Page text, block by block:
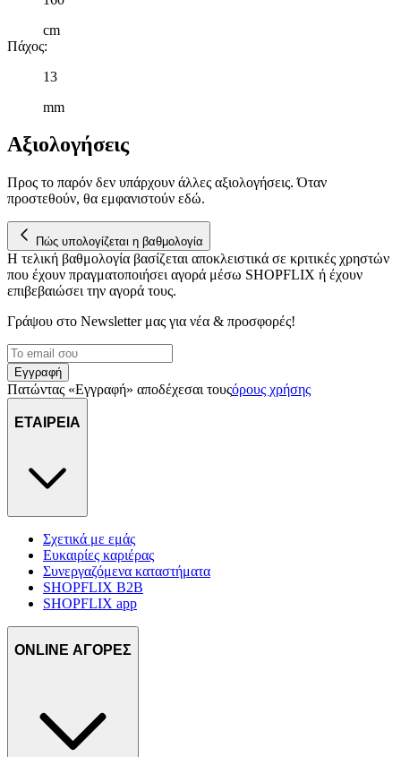
cm
Πάχος:
13
mm
Αξιολογήσεις
Προς το παρόν δεν υπάρχουν άλλες αξιολογήσεις. Όταν
προστεθούν, θα εμφανιστούν εδώ.
Πώς υπολογίζεται η βαθμολογία
Η τελική βαθμολογία βασίζεται αποκλειστικά σε κριτικές χρηστών
που έχουν πραγματοποιήσει αγορά μέσω SHOPFLIX ή έχουν
επιβεβαιώσει την αγορά τους.
Γράψου στο Νewsletter μας για νέα & προσφορές!
Εγγραφή
Πατώντας «Εγγραφή» αποδέχεσαι τουςόρους χρήσης
ΕΤΑΙΡΕΙΑ
Σχετικά με εμάς
Ευκαιρίες καριέρας
Συνεργαζόμενα καταστήματα
SHOPFLIX B2B
SHOPFLIX app
ONLINE ΑΓΟΡΕΣ